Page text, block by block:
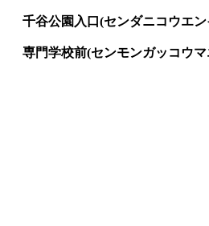
千谷公園入口(センダニコウエ
専門学校前(センモンガッコウマ